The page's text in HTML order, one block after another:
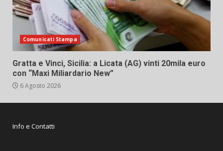
Comunicati Stampa
Gratta e Vinci, Sicilia: a Licata (AG) vinti 20mila euro
con “Maxi Miliardario New”
6 Agosto 2026
Info e Contatti